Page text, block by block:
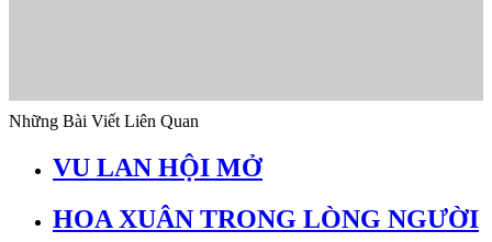
Những Bài Viết Liên Quan
VU LAN HỘI MỞ
HOA XUÂN TRONG LÒNG NGƯỜI